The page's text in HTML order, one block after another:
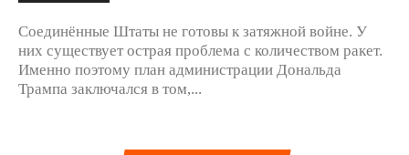
Соединённые Штаты не готовы к затяжной войне. У
них существует острая проблема с количеством ракет.
Именно поэтому план администрации Дональда
Трампа заключался в том,...